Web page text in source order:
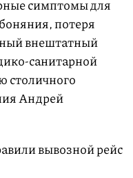
симптомы для
потеря
внештатный
санитарной
столичного
Андрей
вывозной рейс